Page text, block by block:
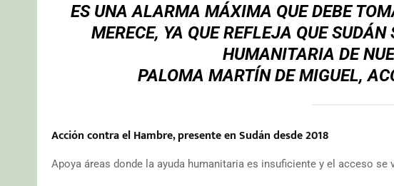
ES UNA ALARMA MÁXIMA QUE DEBE
MERECE, YA QUE REFLEJA QUE
HUMANITARIA DE
PALOMA MARTÍN DE MIGUEL,
Acción contra el Hambre, presente en Sudán desde 2018
Apoya áreas donde la ayuda humanitaria es insuficiente y el acceso se